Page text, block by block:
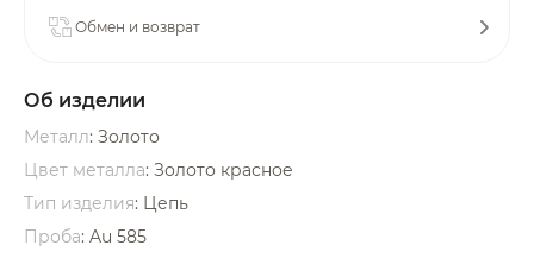
Обмен и возврат
Об изделии
Металл: Золото
Цвет металла: Золото красное
Тип изделия: Цепь
Проба: Au 585